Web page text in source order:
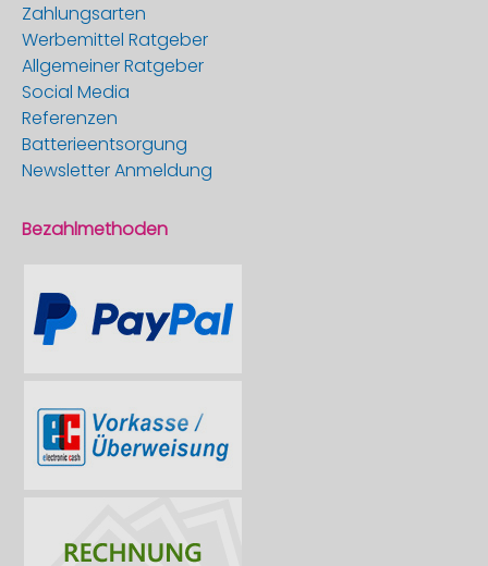
Zahlungsarten
Werbemittel Ratgeber
Allgemeiner Ratgeber
Social Media
Referenzen
Batterieentsorgung
Newsletter Anmeldung
Bezahlmethoden